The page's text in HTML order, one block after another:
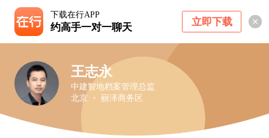
下载在行APP
约高手一对一聊天 立即下载
王志永
中建智地档案管理总监
北京 ・ 丽泽商务区